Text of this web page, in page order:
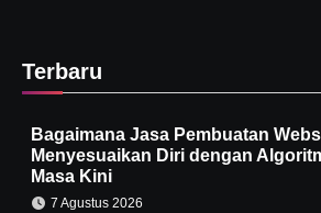
Terbaru
Bagaimana Jasa Pembuatan
Menyesuaikan Diri dengan
Masa Kini
7 Agustus 2026